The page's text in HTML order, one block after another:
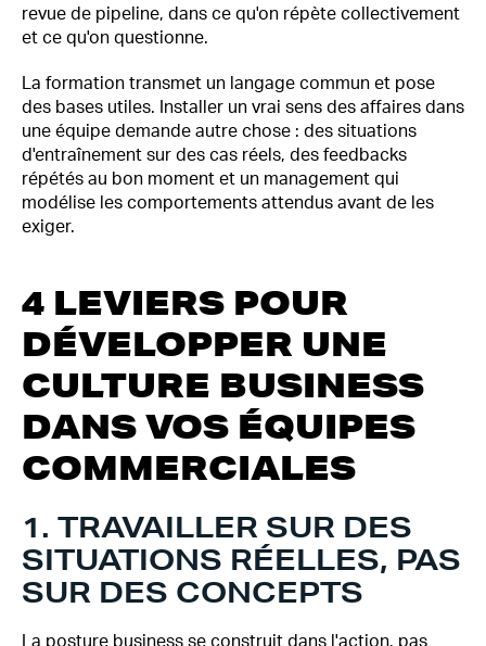
revue de pipeline, dans ce qu'on répète collectivement
et ce qu'on questionne.
La formation transmet un langage commun et pose
des bases utiles. Installer un vrai sens des affaires dans
une équipe demande autre chose : des situations
d'entraînement sur des cas réels, des feedbacks
répétés au bon moment et un management qui
modélise les comportements attendus avant de les
exiger.
4 LEVIERS POUR
DÉVELOPPER UNE
CULTURE BUSINESS
DANS VOS ÉQUIPES
COMMERCIALES
1. TRAVAILLER SUR DES
SITUATIONS RÉELLES, PAS
SUR DES CONCEPTS
La posture business se construit dans l'action, pas